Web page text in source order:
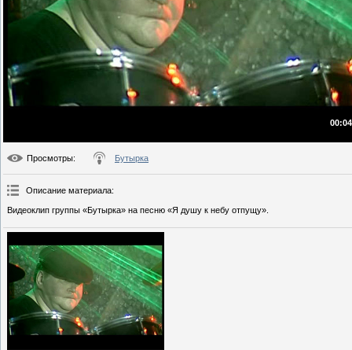
Просмотры: Бутырка
Описание материала:
Видеоклип группы «Бутырка» на песню «Я душу к небу отпущу».